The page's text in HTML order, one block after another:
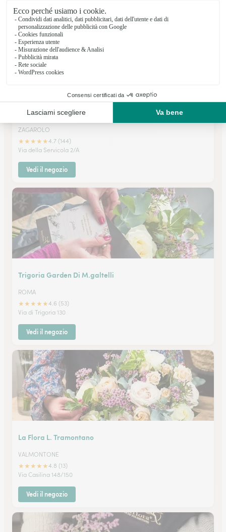
Vedi il negozio
Pasquino Giovanni
ZAGAROLO
★★★★★4.7 (144)
Via della Servicola 2/A
Vedi il negozio
Trigoria Garden Di M.galtelli
ROMA
★★★★★4.6 (53)
Via di Trigoria 130
Vedi il negozio
La Flora L. Tramontano
VALMONTONE
★★★★★4.8 (13)
Via Casilina 148/150
Vedi il negozio